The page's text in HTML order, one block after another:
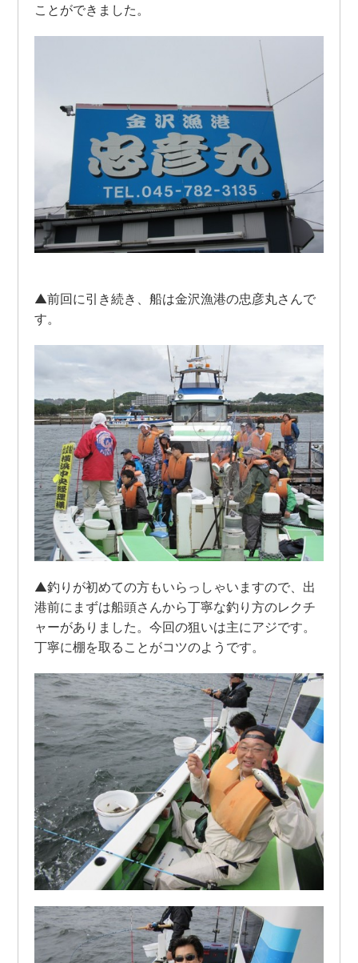
ことができました。
▲前回に引き続き、船は金沢漁港の忠彦丸さんで
す。
▲釣りが初めての方もいらっしゃいますので、出
港前にまずは船頭さんから丁寧な釣り方のレクチ
ャーがありました。今回の狙いは主にアジです。
丁寧に棚を取ることがコツのようです。